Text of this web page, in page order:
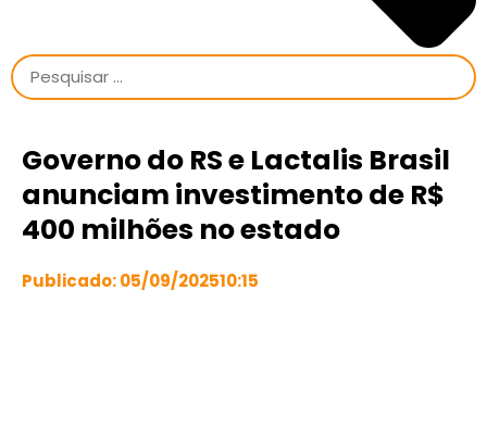
Governo do RS e Lactalis Brasil
anunciam investimento de R$
400 milhões no estado
Publicado:05/09/202510:15